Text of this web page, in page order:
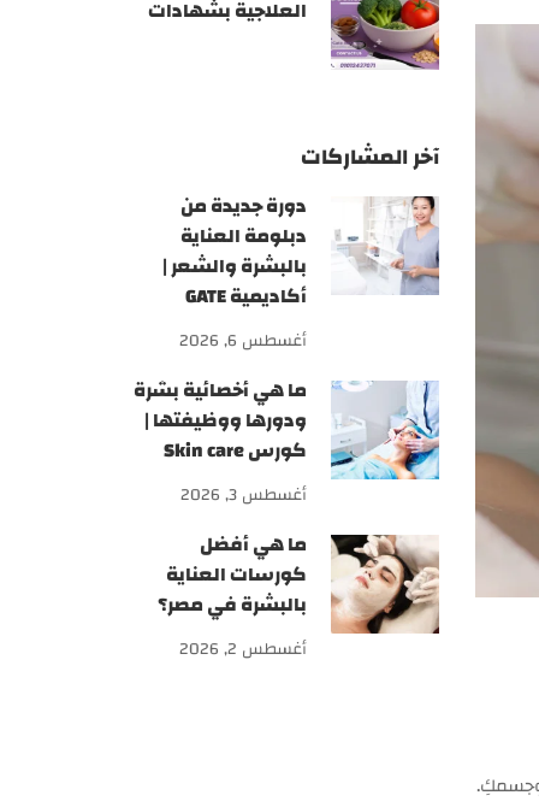
وجسمكِ.
العلاجية بشهادات
آخر المشاركات
دورة جديدة من
دبلومة العناية
بالبشرة والشعر |
أكاديمية GATE
أغسطس 6, 2026
ما هي أخصائية بشرة
ودورها ووظيفتها |
كورس Skin care
أغسطس 3, 2026
ما هي أفضل
كورسات العناية
بالبشرة في مصر؟
أغسطس 2, 2026